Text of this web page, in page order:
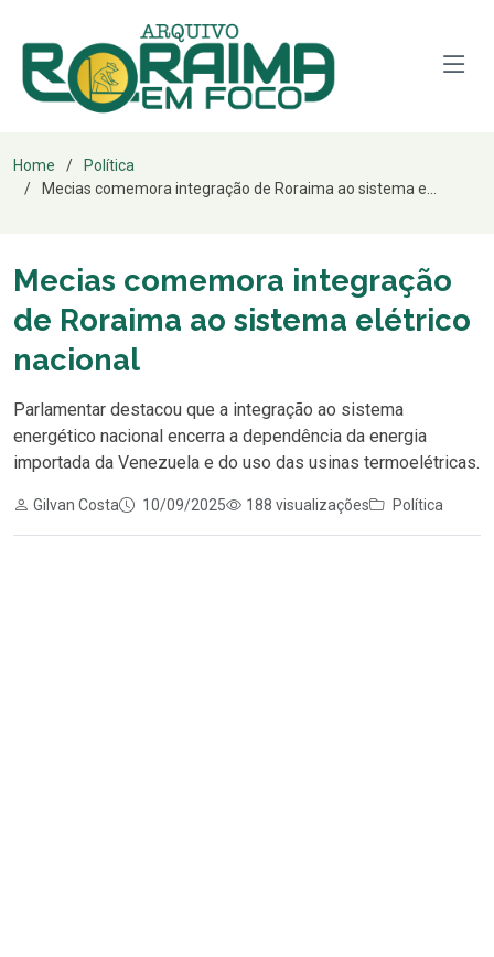
Home
Política
Mecias comemora integração de Roraima ao sistema e...
Mecias comemora integração
de Roraima ao sistema elétrico
nacional
Parlamentar destacou que a integração ao sistema
energético nacional encerra a dependência da energia
importada da Venezuela e do uso das usinas termoelétricas.
Gilvan Costa 10/09/2025 188 visualizações Política